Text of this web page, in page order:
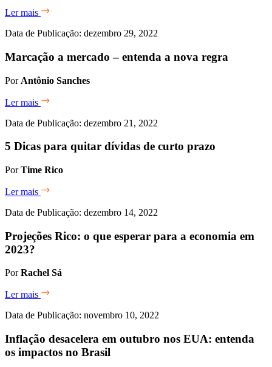
Ler mais
Data de Publicação: dezembro 29, 2022
Marcação a mercado – entenda a nova regra
Por Antônio Sanches
Ler mais
Data de Publicação: dezembro 21, 2022
5 Dicas para quitar dívidas de curto prazo
PorTime Rico
Ler mais
Data de Publicação: dezembro 14, 2022
Projeções Rico: o que esperar para a economia em
2023?
PorRachel Sá
Ler mais
Data de Publicação: novembro 10, 2022
Inflação desacelera em outubro nos EUA: entenda
os impactos no Brasil